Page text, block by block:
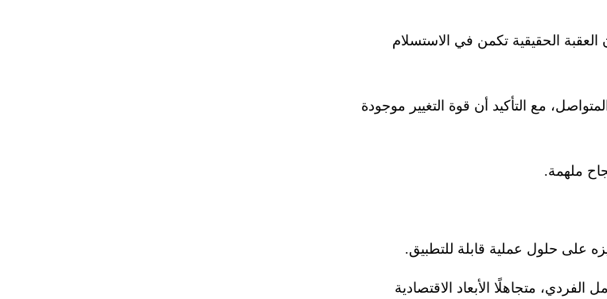
العقبة الحقيقية تكمن في الاستسلام
مع التأكيد أن قوة التغيير موجودة
ملهمة.
على حلول عملية قابلة للتطبيق.
متجاهلًا الأبعاد الاقتصادية